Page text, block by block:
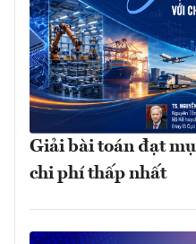
Giải bài toán đạt
chi phí thấp nhất